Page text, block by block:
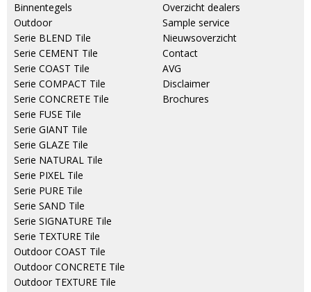
Binnentegels
Outdoor
Serie BLEND Tile
Serie CEMENT Tile
Serie COAST Tile
Serie COMPACT Tile
Serie CONCRETE Tile
Serie FUSE Tile
Serie GIANT Tile
Serie GLAZE Tile
Serie NATURAL Tile
Serie PIXEL Tile
Serie PURE Tile
Serie SAND Tile
Serie SIGNATURE Tile
Serie TEXTURE Tile
Outdoor COAST Tile
Outdoor CONCRETE Tile
Outdoor TEXTURE Tile
Overzicht dealers
Sample service
Nieuwsoverzicht
Contact
AVG
Disclaimer
Brochures